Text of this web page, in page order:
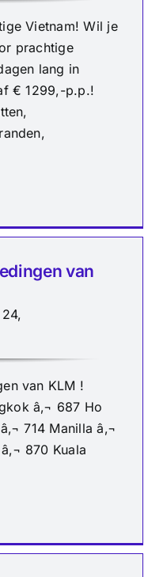
Vietnam! Wil je
prachtige
lang in
€ 1299,-p.p.!
van
van KLM !
â‚¬ 687 Ho
714 Manilla â‚¬
870 Kuala